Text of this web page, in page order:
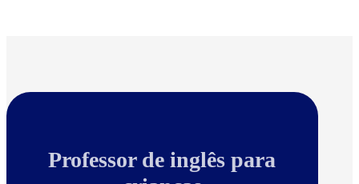
Professor de inglês para